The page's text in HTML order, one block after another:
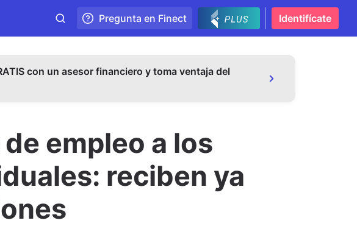
Pregunta en Finect Identifícate
con un asesor financiero y toma ventaja del
empleo a los
reciben ya